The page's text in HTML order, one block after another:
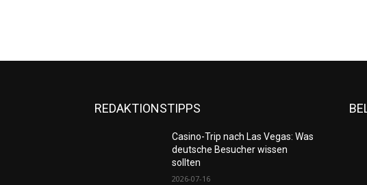
REDAKTIONSTIPPS
Casino-Trip nach Las Vegas: Was
deutsche Besucher wissen
sollten
2026-07-16